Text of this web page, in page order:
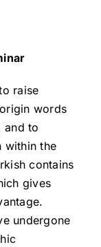
raise
words
and to
within the
contains
gives
undergone